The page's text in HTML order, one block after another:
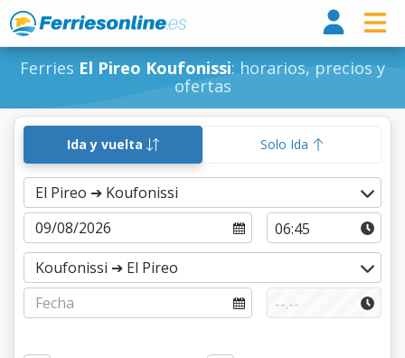
Ferries El Pireo Koufonissi: horarios, precios y
ofertas
Ida y vuelta Solo Ida